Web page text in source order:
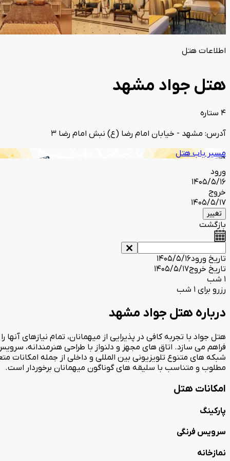
اطلاعات هتل
هتل جواد مشهد
4 ستاره
آدرس: مشهد - خیابان امام رضا (ع) نبش امام رضا 3
مسیر یاب هتل
ورود
1405/5/16
خروج
1405/5/17
تغییر
بازگشت
تاریخ ورود1405/5/16
تاریخ خروج1405/5/17
1 شب
رزرو برای 1 شب
درباره هتل جواد مشهد
هتل جواد با تجربه کافی در پذیرایی از میهمانان، تمام نیازهای
فراهم می سازد. اتاق های مجهز و دلنواز با طراحی هنرمندانه،
شبکه های متنوع تلویزیونی بین المللی و داخلی از جمله
مطلوب و متناسب با سلیقه های گوناگون میهمانان برخوردار است.
امکانات هتل
پارکینگ
سرویس فرنگی
نمازخانه